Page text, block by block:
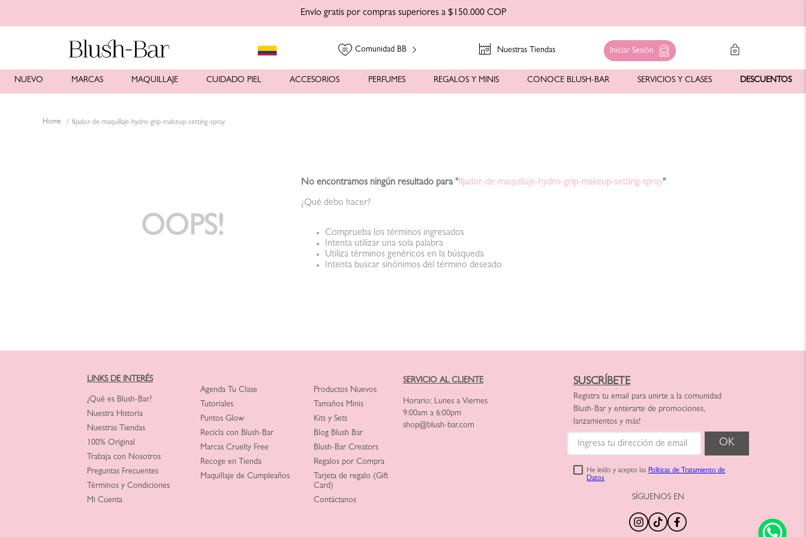
Envío gratis por compras superiores a $150.000 COP
Comunidad BB Nuestras Tiendas Iniciar Sesión
NUEVO MARCAS MAQUILLAJE CUIDADO PIEL ACCESORIOS PERFUMES REGALOS Y MINIS CONOCE BLUSH-BAR SERVICIOS Y CLASES DESCUENTOS
fijador-de-maquillaje-hydro-grip-makeup-setting-spray
OOPS!
No encontramos ningún resultado para "fijador-de-maquillaje-hydro-grip-makeup-setting-spray"
¿Qué debo hacer?
Comprueba los términos ingresados
Intenta utilizar una sola palabra
Utiliza términos genéricos en la búsqueda
Intenta buscar sinónimos del término deseado
LINKS DE INTERÉS
¿Qué es Blush-Bar?
Nuestra Historia
Nuestras Tiendas
100% Original
Trabaja con Nosotros
Preguntas Frecuentes
Términos y Condiciones
Mi Cuenta
Agenda Tu Clase
Tutoriales
Puntos Glow
Recicla con Blush-Bar
Marcas Cruelty Free
Recoge en Tienda
Maquillaje de Cumpleaños
Productos Nuevos
Tamaños Minis
Kits y Sets
Blog Blush Bar
Blush-Bar Creators
Regalos por Compra
Tarjeta de regalo (Gift
Card)
Contáctanos
SERVICIO AL CLIENTE
Horario: Lunes a Viernes
9:00am a 6:00pm
shop@blush-bar.com
SUSCRÍBETE
Registra tu email para unirte a la comunidad
Blush-Bar y enterarte de promociones,
lanzamientos y más!
He leído y acepto las Políticas de Tratamiento de
Datos
SÍGUENOS EN